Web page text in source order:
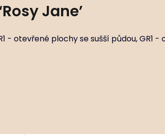
Jane’
- otevřené plochy se sušší půdou, GR1